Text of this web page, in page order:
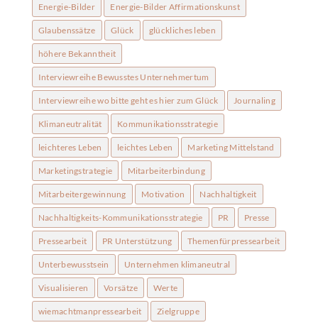
Energie-Bilder Energie-Bilder Affirmationskunst
Glaubenssätze Glück glückliches leben
höhere Bekanntheit
Interviewreihe Bewusstes Unternehmertum
Interviewreihe wo bitte geht es hier zum Glück Journaling
Klimaneutralität Kommunikationsstrategie
leichteres Leben leichtes Leben Marketing Mittelstand
Marketingstrategie Mitarbeiterbindung
Mitarbeitergewinnung Motivation Nachhaltigkeit
Nachhaltigkeits-Kommunikationsstrategie PR Presse
Pressearbeit PR Unterstützung Themenfürpressearbeit
Unterbewusstsein Unternehmen klimaneutral
Visualisieren Vorsätze Werte
wiemachtmanpressearbeit Zielgruppe